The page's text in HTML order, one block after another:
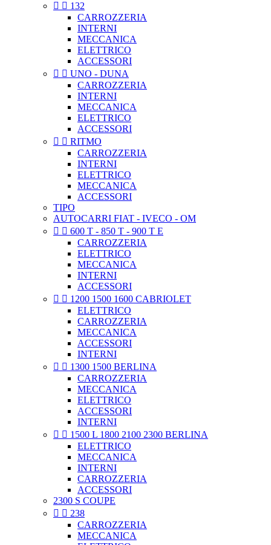
  132
CARROZZERIA
INTERNI
MECCANICA
ELETTRICO
ACCESSORI
  UNO - DUNA
CARROZZERIA
INTERNI
MECCANICA
ELETTRICO
ACCESSORI
  RITMO
CARROZZERIA
INTERNI
ELETTRICO
MECCANICA
ACCESSORI
TIPO
AUTOCARRI FIAT - IVECO - OM
  600 T - 850 T - 900 T E
CARROZZERIA
ELETTRICO
MECCANICA
INTERNI
ACCESSORI
  1200 1500 1600 CABRIOLET
ELETTRICO
CARROZZERIA
MECCANICA
ACCESSORI
INTERNI
  1300 1500 BERLINA
CARROZZERIA
MECCANICA
ELETTRICO
ACCESSORI
INTERNI
  1500 L 1800 2100 2300 BERLINA
ELETTRICO
MECCANICA
INTERNI
CARROZZERIA
ACCESSORI
2300 S COUPE
  238
CARROZZERIA
MECCANICA